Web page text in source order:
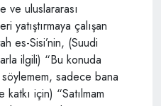
ve uluslararası
yatıştırmaya çalışan
es-Sisi’nin, (Suudi
ilgili) “Bu konuda
sadece bana
için) “Satılmam